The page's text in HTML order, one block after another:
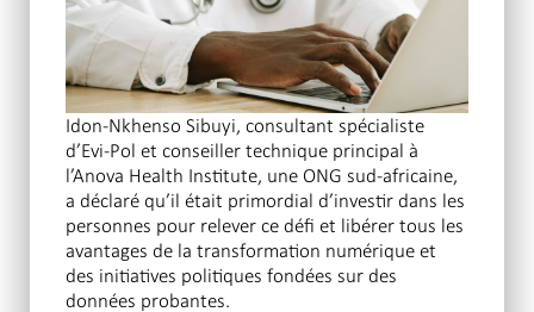
Idon-Nkhenso Sibuyi, consultant spécialiste
d’Evi-Pol et conseiller technique principal à
l’Anova Health Institute, une ONG sud-africaine,
a déclaré qu’il était primordial d’investir dans les
personnes pour relever ce défi et libérer tous les
avantages de la transformation numérique et
des initiatives politiques fondées sur des
données probantes.